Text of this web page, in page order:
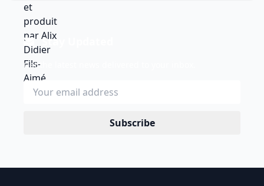
Stay Updated
Get the latest news delivered to your inbox.
Subscribe